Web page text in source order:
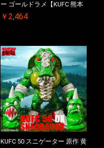
ー ゴールドラメ【KUFC 熊本
応援プロジェクト】対象商品
￥2,464
KUFC 50 スニゲーター 原作 黄